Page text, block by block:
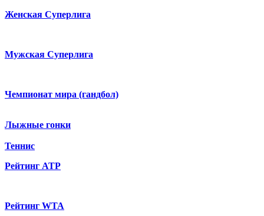
Женская Суперлига
Мужская Суперлига
Чемпионат мира (гандбол)
Лыжные гонки
Теннис
Рейтинг ATP
Рейтинг WTA